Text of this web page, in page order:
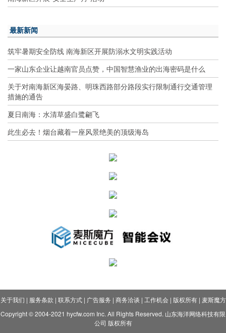
最新新闻
筑牢暑期安全防线 南海新区开展防溺水文明实践活动
一家山东企业让越南官员点赞，中国智慧渔业的出海密码是什么
关于对南海新区海晏路、明珠西路部分路段实行限制通行交通管理
措施的通告
夏日南海：水清草盛白鹭翩飞
此生必去！烟台藏着一座风景绝美的顶级海岛
关于我们 | 服务条款 | 联系方式| 广告服务 | 商务洽谈 | 工作机会| 版权所有| 麦斯魔方
Copyright © 2004-2021 hycfw.com Inc. All Rights Reserved. 山东海洋网络科技有限
公司 版权所有